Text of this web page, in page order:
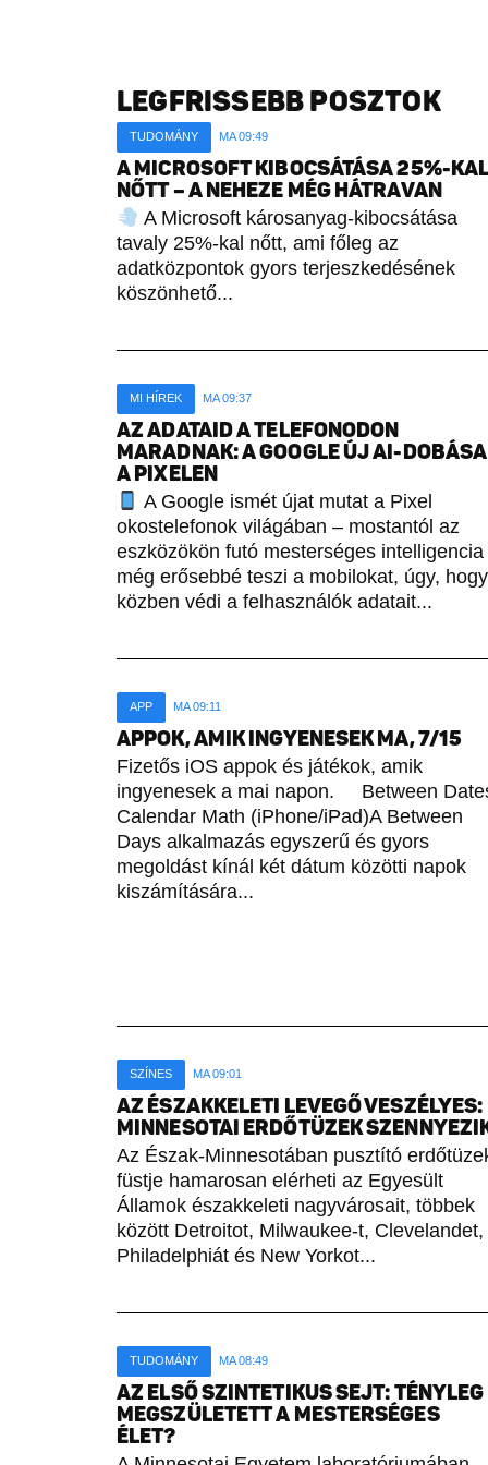
LEGFRISSEBB POSZTOK
TUDOMÁNY MA 09:49
A MICROSOFT KIBOCSÁTÁSA 25%-
NŐTT – A NEHEZE MÉG HÁTRAVAN
A Microsoft károsanyag-kibocsátása
tavaly 25%-kal nőtt, ami főleg az
adatközpontok gyors terjeszkedésének
köszönhető...
MI HÍREK MA 09:37
AZ ADATAID A TELEFONODON
MARADNAK: A GOOGLE ÚJ AI-DOBÁSA
A PIXELEN
A Google ismét újat mutat a Pixel
okostelefonok világában – mostantól az
eszközökön futó mesterséges intelligencia
még erősebbé teszi a mobilokat, úgy, hogy
közben védi a felhasználók adatait...
APP MA 09:11
APPOK, AMIK INGYENESEK MA, 7/15
Fizetős iOS appok és játékok, amik
ingyenesek a mai napon. Between
Calendar Math (iPhone/iPad)A Between
Days alkalmazás egyszerű és gyors
megoldást kínál két dátum közötti napok
kiszámítására...
SZÍNES MA 09:01
AZ ÉSZAKKELETI LEVEGŐ VESZÉLYES:
MINNESOTAI ERDŐTÜZEK
Az Észak-Minnesotában pusztító
füstje hamarosan elérheti az Egyesült
Államok északkeleti nagyvárosait, többek
között Detroitot, Milwaukee-t, Clevelandet,
Philadelphiát és New Yorkot...
TUDOMÁNY MA 08:49
AZ ELSŐ SZINTETIKUS SEJT: TÉNYLEG
MEGSZÜLETETT A MESTERSÉGES
ÉLET?